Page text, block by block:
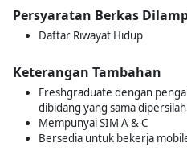
Persyaratan Berkas
Daftar Riwayat Hidup
Keterangan Tambahan
Freshgraduate dengan
dibidang yang sama
Mempunyai SIM A & C
Bersedia untuk bekerja